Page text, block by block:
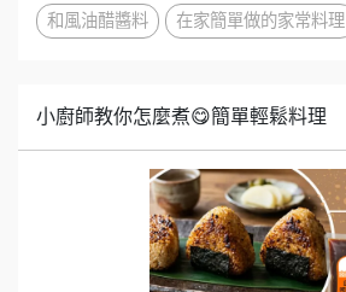
和風油醋醬料 在家簡單做的家常料理
小廚師教你怎麼煮😋簡單輕鬆料理